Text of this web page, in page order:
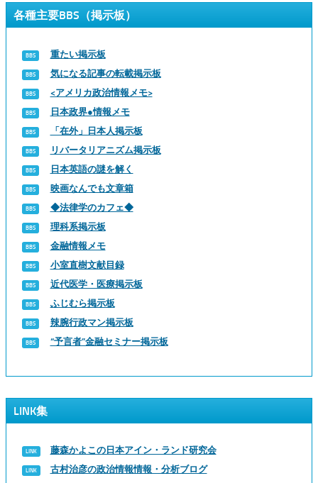
各種主要BBS（掲示板）
重たい掲示板
気になる記事の転載掲示板
<アメリカ政治情報メモ>
日本政界●情報メモ
「在外」日本人掲示板
リバータリアニズム掲示板
日本英語の謎を解く
映画なんでも文章箱
◆法律学のカフェ◆
理科系掲示板
金融情報メモ
小室直樹文献目録
近代医学・医療掲示板
ふじむら掲示板
辣腕行政マン掲示板
“予言者”金融セミナー掲示板
LINK集
藤森かよこの日本アイン・ランド研究会
古村治彦の政治情報情報・分析ブログ